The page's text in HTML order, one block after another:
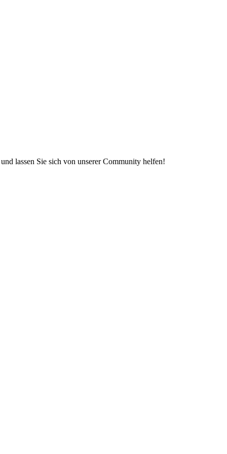
lassen Sie sich von unserer Community helfen!